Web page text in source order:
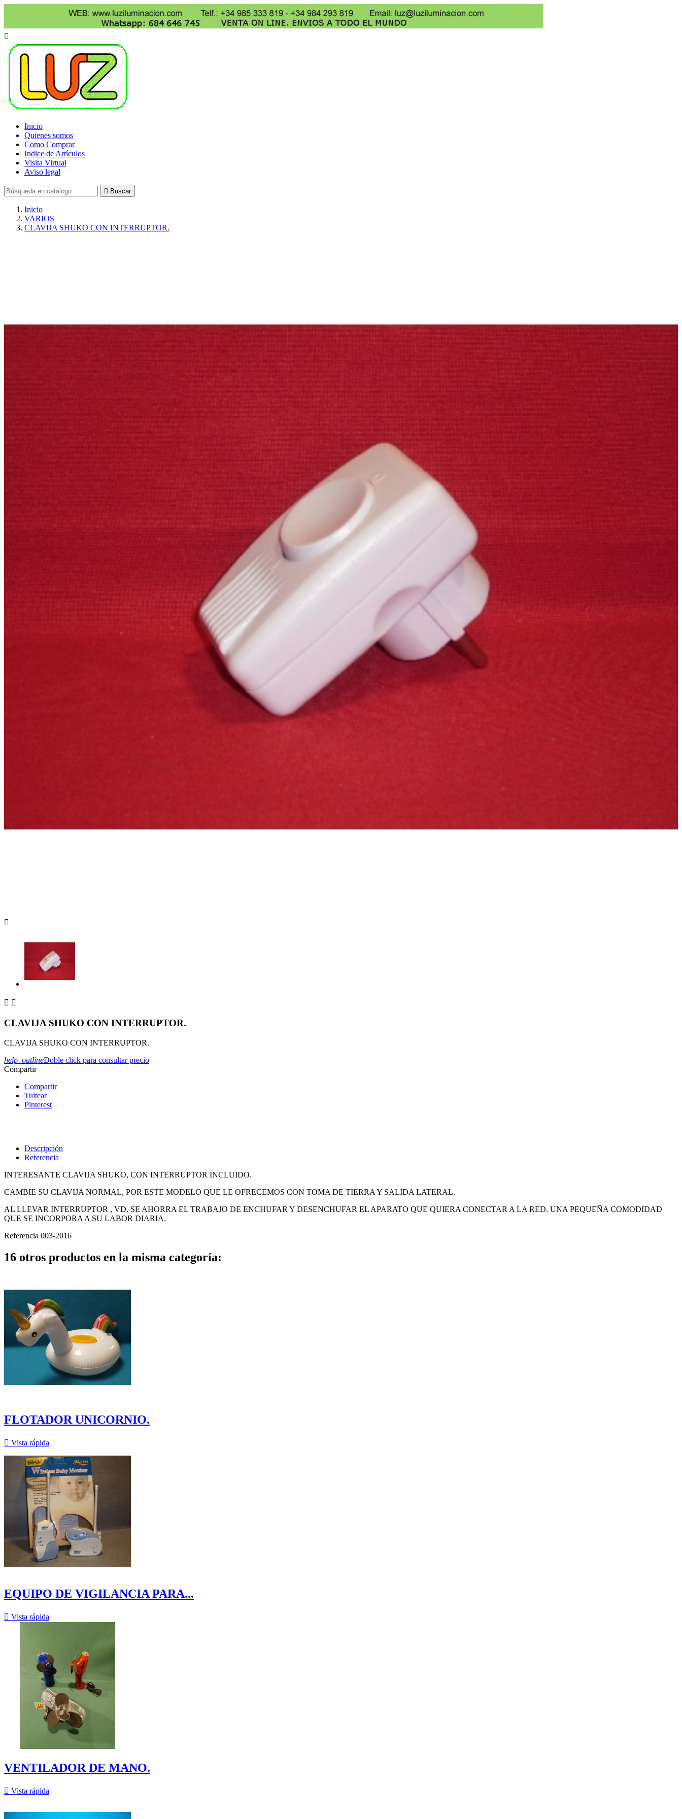

Inicio
Quienes somos
Como Comprar
Indice de Artículos
Visita Virtual
Aviso legal
 Buscar
Inicio
VARIOS
CLAVIJA SHUKO CON INTERRUPTOR.

 
CLAVIJA SHUKO CON INTERRUPTOR.
CLAVIJA SHUKO CON INTERRUPTOR.
help_outlineDoble click para consultar precio
Compartir
Compartir
Tuitear
Pinterest
Descripción
Referencia
INTERESANTE CLAVIJA SHUKO, CON INTERRUPTOR INCLUIDO.
CAMBIE SU CLAVIJA NORMAL, POR ESTE MODELO QUE LE OFRECEMOS CON TOMA DE TIERRA Y SALIDA LATERAL.
AL LLEVAR INTERRUPTOR , VD. SE AHORRA EL TRABAJO DE ENCHUFAR Y DESENCHUFAR EL APARATO QUE QUIERA CONECTAR A LA RED. UNA PEQUEÑA COMODIDAD
QUE SE INCORPORA A SU LABOR DIARIA.
Referencia 003-2016
16 otros productos en la misma categoría:
FLOTADOR UNICORNIO.
 Vista rápida
EQUIPO DE VIGILANCIA PARA...
 Vista rápida
VENTILADOR DE MANO.
 Vista rápida